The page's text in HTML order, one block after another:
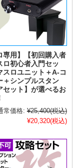
専用】【初回購入者
ロ初心者入門セッ
ロユニット＋A-コ
＋シンプルスタン
セット】が選べるお
常価格: ¥25,400(税込)
¥20,320(税込)